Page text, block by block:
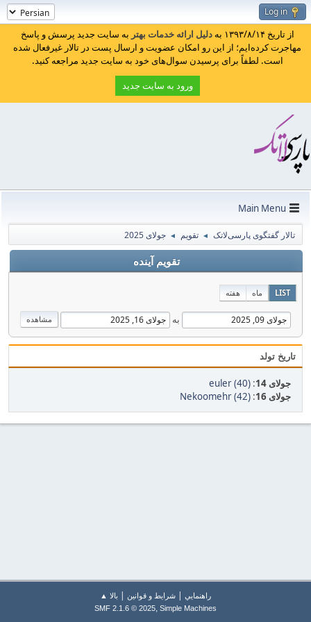
Log in
از تاریخ ۱۳۹۳/۸/۱۴ به دلیل ارائه خدمات بهتر به سایت جدید پرسش و پاسخ
مهاجرت کرده‌ایم؛ از این رو امکان عضویت و ارسال پست در تالار غیرفعال شده
است. لطفاً برای پرسیدن سوال‌های خود به سایت جدید مراجعه کنید.
ورود به سایت جدید
Main Menu
تالار گفتگوی پارسی‌لاتک ◄ تقویم ◄ جولای 2025
تقویم آینده
LIST ماه هفته
به
تاریخ تولد
جولای 14 :
euler (40)
جولای 16
:
Nekoomehr (42)
راهنمايي | شرایط و قوانین | بالا ▲
SMF 2.1.6 © 2025, Simple Machines